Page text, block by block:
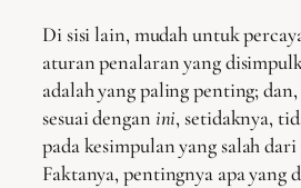
Di sisi lain, mudah untuk
aturan penalaran yang
adalah yang paling penting;
sesuai dengan ini, setidaknya,
pada kesimpulan yang salah
Faktanya, pentingnya apa yang